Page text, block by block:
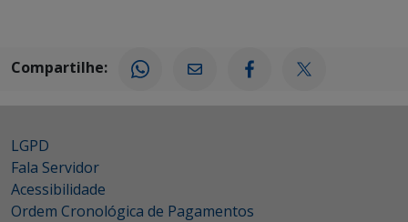
Compartilhe:
LGPD
Fala Servidor
Acessibilidade
Ordem Cronológica de Pagamentos